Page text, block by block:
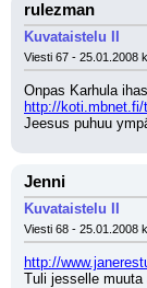
rulezman
Kuvataistelu II
Viesti 67 - 25.01.2008
Onpas Karhula
http://
Jeesus puhuu
Jenni
Kuvataistelu II
Viesti 68 - 25.01.2008
http://
Tuli jesselle muuta